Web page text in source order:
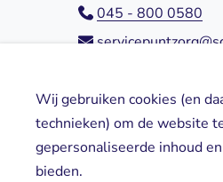
Wij gebruiken cookies (en
technieken) om de website
gepersonaliseerde inhoud
bieden.
045 - 800 0580
Direct naar
Locaties